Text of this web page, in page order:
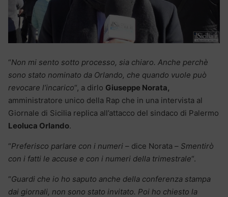
“Non mi sento sotto processo, sia chiaro. Anche perchè
sono stato nominato da Orlando, che quando vuole può
revocare l’incarico“, a dirlo Giuseppe Norata,
amministratore unico della Rap che in una intervista al
Giornale di Sicilia replica all’attacco del sindaco di Palermo
Leoluca Orlando.
“Preferisco parlare con i numeri – dice Norata – Smentirò
con i fatti le accuse e con i numeri della trimestrale“.
“Guardi che io ho saputo anche della conferenza stampa
dai giornali, non sono stato invitato. Poi ho chiesto la